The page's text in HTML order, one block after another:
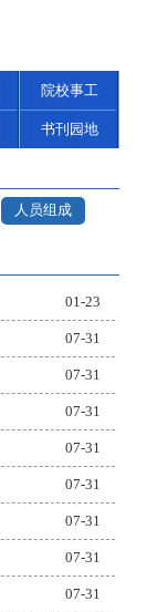
院校事工
书刊园地
人员组成
01-23
07-31
07-31
07-31
07-31
07-31
07-31
07-31
07-31